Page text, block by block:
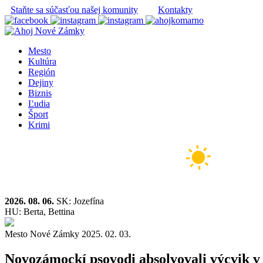
Staňte sa súčasťou našej komunity Kontakty
Mesto
Kultúra
Región
Dejiny
Biznis
Ľudia
Šport
Krimi
2026. 08. 06. SK: Jozefína
HU: Berta, Bettina
Mesto Nové Zámky 2025. 02. 03.
Novozámockí psovodi absolvovali výcvik